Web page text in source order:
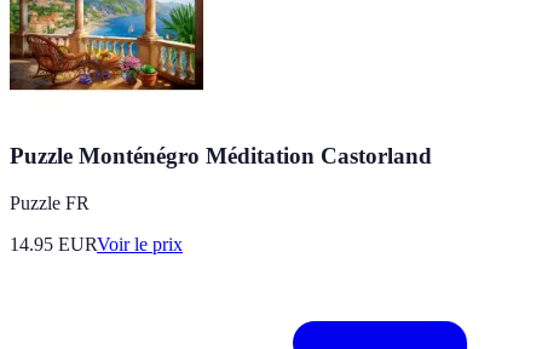
Puzzle Monténégro Méditation Castorland
Puzzle FR
14.95 EURVoir le prix